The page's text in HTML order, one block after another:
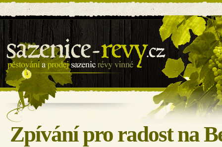
Sazenice révy - BILOVIN s.r.o.
Zpívání pro radost na